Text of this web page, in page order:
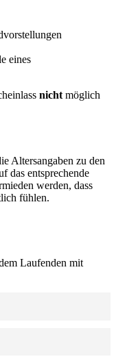
eines
nicht möglich
Altersangaben zu den
das entsprechende
werden, dass
fühlen.
Laufenden mit